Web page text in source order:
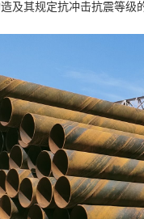
及其规定抗冲击抗震等级